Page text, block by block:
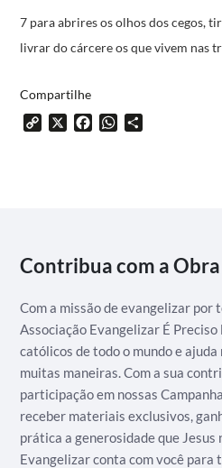
7 para abrires os olhos dos cegos,
livrar do cárcere os que vivem nas
Compartilhe
Copy X FacebookWhatsApp
Contribua com a Obra
Com a missão de evangelizar por
Associação Evangelizar É
católicos de todo o mundo e
muitas maneiras. Com a sua
participação em nossas
receber materiais exclusivos,
prática a generosidade que Jesus
Evangelizar conta com você